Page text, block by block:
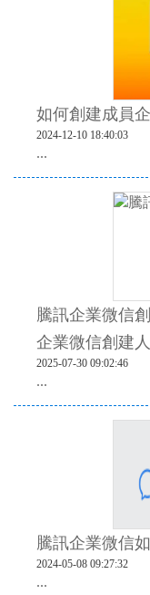
如何創建成員
2024-12-10 18:40:03
...
騰訊企業微信
企業微信創建
2025-07-30 09:02:46
...
騰訊企業微信
2024-05-08 09:27:32
...